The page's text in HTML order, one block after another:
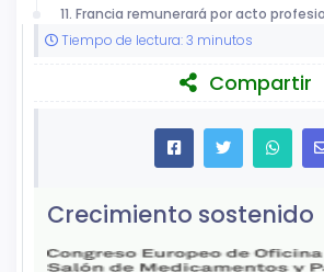
11. Francia remunerará por acto
Tiempo de lectura: 3 minutos
Compartir
Crecimiento sostenido